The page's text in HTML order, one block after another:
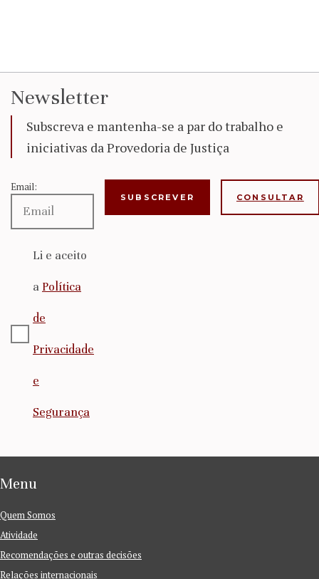
Newsletter
Subscreva e mantenha-se a par do trabalho e
iniciativas da Provedoria de Justiça
Email:
Li e aceito
a Política
de
Privacidade
e
Segurança
CONSULTAR
Menu
Quem Somos
Atividade
Recomendações e outras decisões
Relações internacionais